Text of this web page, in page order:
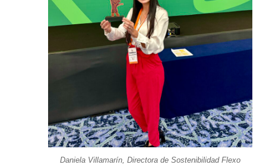
Daniela Villamarín, Directora de Sostenibilidad Flexo